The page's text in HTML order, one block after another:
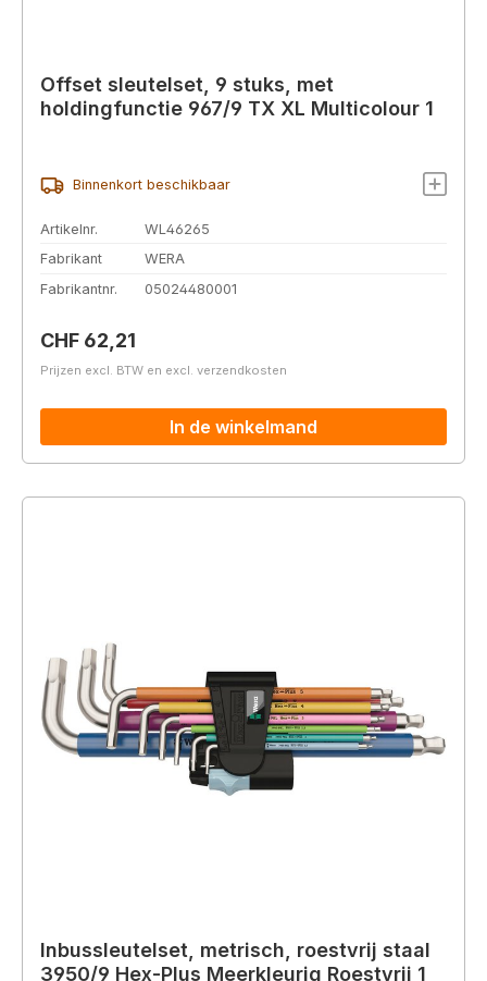
Offset sleutelset, 9 stuks, met
holdingfunctie 967/9 TX XL Multicolour 1
Binnenkort beschikbaar
Artikelnr.
WL46265
Fabrikant
WERA
Fabrikantnr.
05024480001
Normale prijs:
CHF 62,21
Prijzen excl. BTW en excl. verzendkosten
In de winkelmand
Inbussleutelset, metrisch, roestvrij staal
3950/9 Hex-Plus Meerkleurig Roestvrij 1